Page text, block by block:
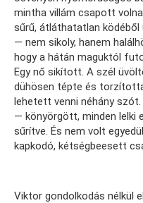
mintha villám csapott
sűrű, átláthatatlan
— nem sikoly, hanem
hogy a hátán maguktól
Egy nő sikított. A szél
dühösen tépte és
lehetett venni néhány
— könyörgött, minden lelki
sűrítve. És nem volt
kapkodó, kétségbeesett
Viktor gondolkodás nélkül